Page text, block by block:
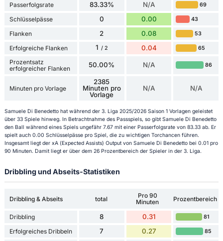
Passerfolgsrate 83.33% N/A 69
Schlüsselpässe 0 0.00 43
Flanken 2 0.08 53
Erfolgreiche Flanken 1 / 2 0.04 65
Prozentsatz
erfolgreicher Flanken
50.00% N/A 86
Minuten pro Vorlage
2385
Minuten pro
Vorlage
N/A N/A
Samuele Di Benedetto hat während der 3. Liga 2025/2026 Saison 1 Vorlagen geleistet
über 33 Spiele hinweg. In Betrachtnahme des Passspiels, so gibt Samuele Di Benedetto
den Ball während eines Spiels ungefähr 7.67 mit einer Passerfolgsrate von 83.33 ab. Er
spielt auch 0.00 Schlüsselpässe pro Spiel, die zu wichtigen Torchancen führen.
Insgesamt liegt der xA (Expected Assists) Output von Samuele Di Benedetto bei 0.01 pro
90 Minuten. Damit liegt er über dem 26 Prozentbereich der Spieler in der 3. Liga.
Dribbling und Abseits-Statistiken
Dribbling & Abseits total
Pro 90
Minuten
Prozentbereich
Dribbling 8 0.31 81
Erfolgreiches Dribbeln 7 0.27 85